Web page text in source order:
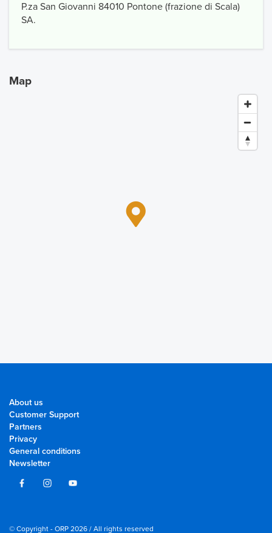
P.za San Giovanni 84010 Pontone (frazione di Scala)
SA.
Map
About us
Customer Support
Partners
Privacy
General conditions
Newsletter
© Copyright - ORP 2026 / All rights reserved